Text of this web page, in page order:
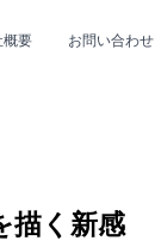
概要 お問い合わせ
描く新感